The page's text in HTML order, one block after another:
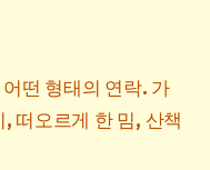
떤 형태의 연락. 가
떠오르게 한 밈, 산책